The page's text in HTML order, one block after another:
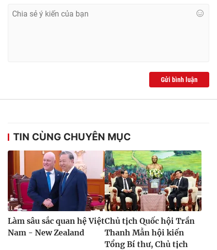
Gửi bình luận
TIN CÙNG CHUYÊN MỤC
Làm sâu sắc quan hệ Việt
Nam - New Zealand
Chủ tịch Quốc hội Trần
Thanh Mẫn hội kiến
Tổng Bí thư, Chủ tịch